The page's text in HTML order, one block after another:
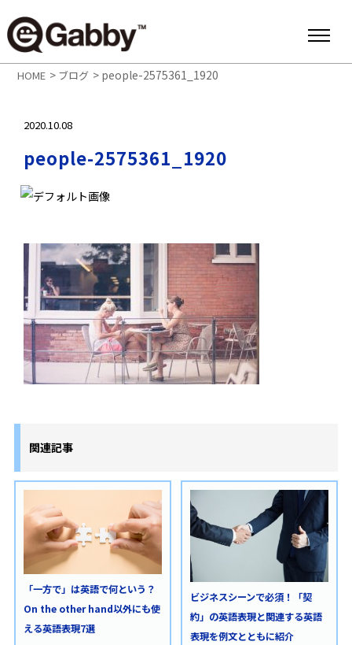
HOME > ブログ > people-2575361_1920
2020.10.08
people-2575361_1920
関連記事
「一方で」は英語で何という？
On the other hand以外にも使
える英語表現7選
ビジネスシーンで必須！「契
約」の英語表現と関連する英語
表現を例文とともに紹介